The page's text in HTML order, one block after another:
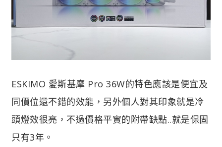
ESKIMO 愛斯基摩 Pro 36W的特色應該是便宜及
同價位還不錯的效能，另外個人對其印象就是冷
頭燈效很亮，不過價格平實的附帶缺點..就是保固
只有3年。